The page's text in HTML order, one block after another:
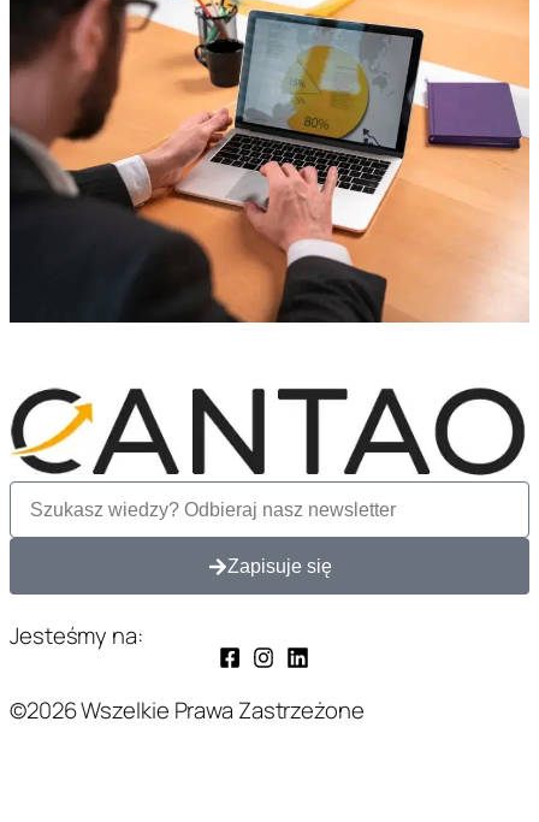
Zapisuje się
Jesteśmy na:
©2026 Wszelkie Prawa Zastrzeżone